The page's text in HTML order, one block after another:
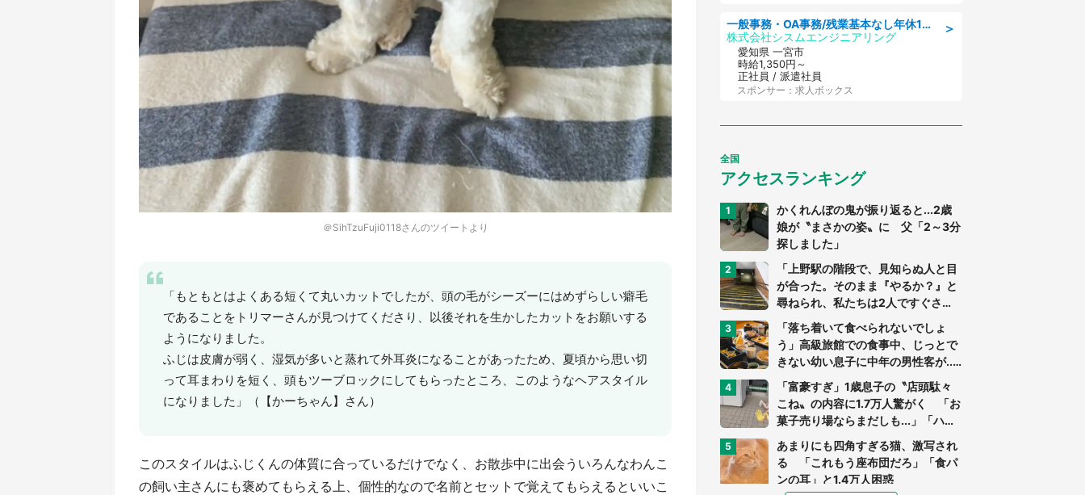
＠SihTzuFuji0118さんのツイートより
「もともとはよくある短くて丸いカットでしたが、頭の毛がシーズーにはめずらしい癖毛
であることをトリマーさんが見つけてくださり、以後それを生かしたカットをお願いする
ようになりました。
ふじは皮膚が弱く、湿気が多いと蒸れて外耳炎になることがあったため、夏頃から思い切
って耳まわりを短く、頭もツーブロックにしてもらったところ、このようなヘアスタイル
になりました」（【かーちゃん】さん）
このスタイルはふじくんの体質に合っているだけでなく、お散歩中に出会ういろんなわんこ
の飼い主さんにも褒めてもらえる上、個性的なので名前とセットで覚えてもらえるといいこ
＞
一般事務・OA事務/残業基本なし年休130日社保完備の一般・調達事務
株式会社シスムエンジニアリング
愛知県 一宮市
時給1,350円～
正社員 / 派遣社員
スポンサー：求人ボックス
全国
アクセスランキング
かくれんぼの鬼が振り返ると...2歳
娘が〝まさかの姿〟に 父「2～3分
探しました」
「上野駅の階段で、見知らぬ人と目
が合った。そのまま『やるか？』と
尋ねられ、私たちは2人ですぐさ
ま...」（茨城県・70代男性）
「落ち着いて食べられないでしょ
う」高級旅館での食事中、じっとで
きない幼い息子に中年の男性客が...
（東京都・40代男性）
「富豪すぎ」1歳息子の〝店頭駄々
こね〟の内容に1.7万人驚がく 「お
菓子売り場ならまだしも...」「ハー
あまりにも四角すぎる猫、激写され
る 「これもう座布団だろ」「食パ
ンの耳」と1.4万人困惑